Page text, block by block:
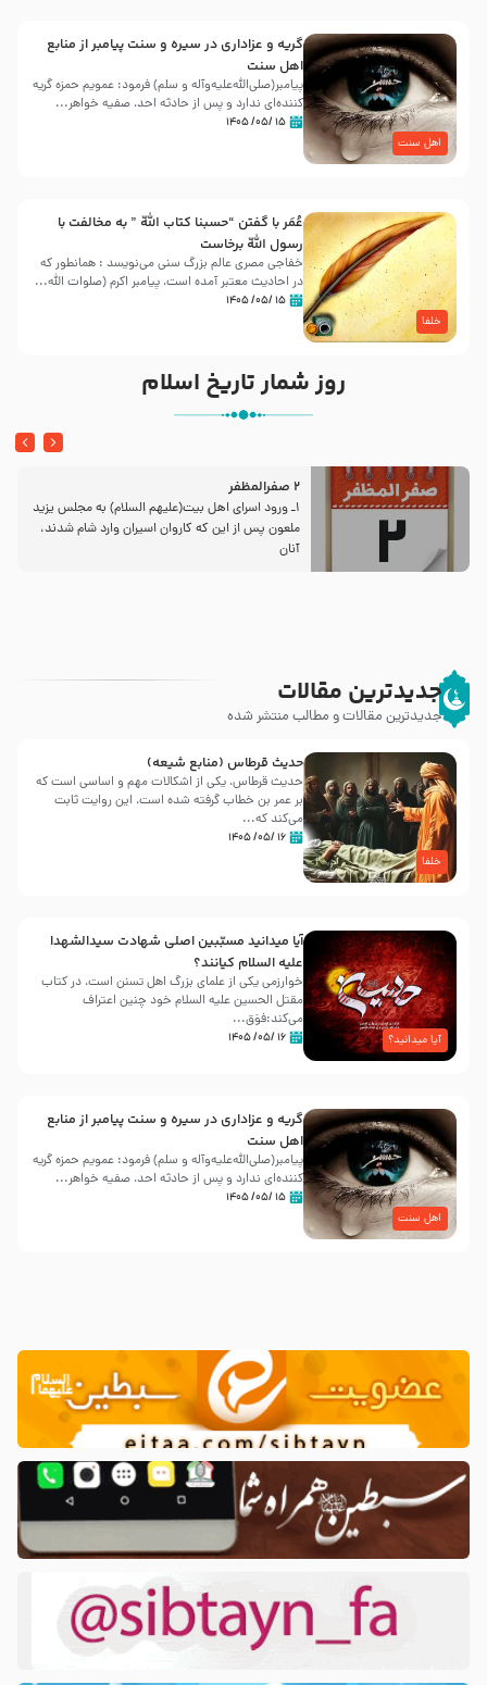
اهل سنت
گریه و عزاداری در سیره و سنت پیامبر از منابع
اهل سنت
پیامبر(صلی‌الله‌علیه‌وآله و سلم) فرمود: عمویم حمزه گریه
کننده‌ای ندارد و پس از حادثه احد، صفیه خواهر...
۱۵ /۰۵/ ۱۴۰۵
خلفا
عُمَر با گفتن “حسبنا كتاب اللّه ” به مخالفت با
رسول اللّه برخاست
خفاجی مصری عالم بزرگ سنی می‌نویسد : همانطور که
در احادیث معتبر آمده است، پیامبر اکرم (صلوات اللّه...
۱۵ /۰۵/ ۱۴۰۵
روز شمار تاریخ اسلام
2 صفرالمظفر
1ـ ورود اسراى اهل بیت‌(علیهم السلام) به مجلس یزید
ملعون پس از این كه كاروان اسیران وارد شام شدند،
آنان
جدیدترین مقالات
جدیدترین مقالات و مطالب منتشر شده
خلفا
حدیث قرطاس (منابع شیعه)
حدیث قرطاس، یکی از اشکالات مهم و اساسی است که
بر عمر بن خطاب گرفته شده است، این روایت ثابت
می‌کند که...
۱۶ /۰۵/ ۱۴۰۵
آیا میدانید؟
آیا میدانید مسبّبین اصلی شهادت سیدالشهدا
علیه ‌السلام کیانند؟
خوارزمی یکی از علمای بزرگ اهل تسنن است، در کتاب
مقتل الحسین علیه ‌السلام خود چنین اعتراف
می‌کند:فوَق...
۱۶ /۰۵/ ۱۴۰۵
اهل سنت
گریه و عزاداری در سیره و سنت پیامبر از منابع
اهل سنت
پیامبر(صلی‌الله‌علیه‌وآله و سلم) فرمود: عمویم حمزه گریه
کننده‌ای ندارد و پس از حادثه احد، صفیه خواهر...
۱۵ /۰۵/ ۱۴۰۵